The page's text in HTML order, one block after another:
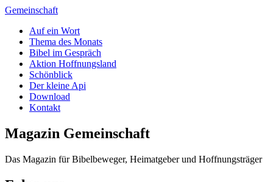
Zum
springen
Gemeinschaft
Auf ein Wort
Thema des Monats
Bibel im Gespräch
Aktion Hoffnungsland
Schönblick
Der kleine Api
Download
Kontakt
Magazin Gemeinschaft
Das Magazin für Bibelbeweger, Heimatgeber und Hoffnungsträger